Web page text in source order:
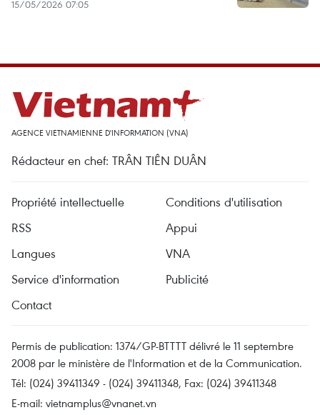
15/05/2026 07:05
AGENCE VIETNAMIENNE D'INFORMATION (VNA)
Rédacteur en chef: TRÂN TIÊN DUÂN
Propriété intellectuelle
Conditions d'utilisation
RSS
Appui
Langues
VNA
Service d'information
Publicité
Contact
Permis de publication: 1374/GP-BTTTT délivré le 11 septembre
2008 par le ministère de l'Information et de la Communication.
Tél: (024) 39411349 - (024) 39411348, Fax: (024) 39411348
E-mail: vietnamplus@vnanet.vn